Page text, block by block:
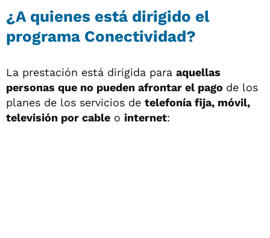
¿A quienes está dirigido el
programa Conectividad?
La prestación está dirigida para aquellas
personas que no pueden afrontar el pago de los
planes de los servicios de telefonía fija, móvil,
televisión por cable o internet: